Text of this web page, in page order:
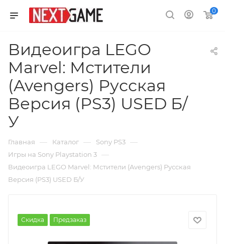
0
Видеоигра LEGO
Marvel: Мстители
(Avengers) Русская
Версия (PS3) USED Б/
У
Главная — Каталог — Sony PS3 —
Игры на Sony Playstation 3 —
Видеоигра LEGO Marvel: Мстители (Avengers) Русская
Версия (PS3) USED Б/У
Скидка Предзаказ